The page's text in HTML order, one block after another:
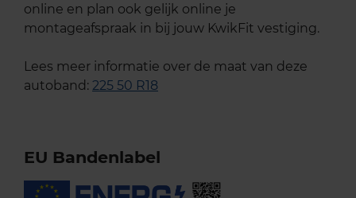
online en plan ook gelijk online je
montageafspraak in bij jouw KwikFit vestiging.
Lees meer informatie over de maat van deze
autoband: 225 50 R18
EU Bandenlabel